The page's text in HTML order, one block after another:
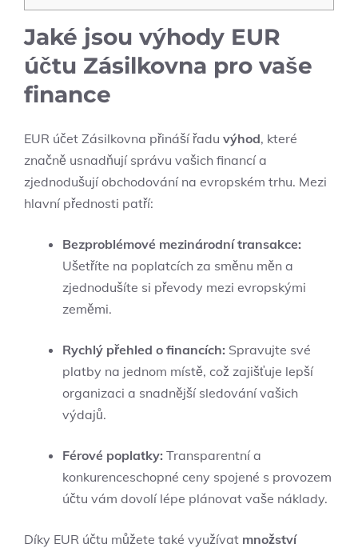
Jaké jsou výhody EUR
účtu Zásilkovna pro vaše
finance
EUR účet Zásilkovna přináší řadu výhod, které
značně usnadňují správu vašich financí a
zjednodušují obchodování na evropském trhu. Mezi
hlavní přednosti patří:
Bezproblémové mezinárodní transakce:
Ušetříte na poplatcích za směnu měn a
zjednodušíte si převody mezi evropskými
zeměmi.
Rychlý přehled o financích: Spravujte své
platby na jednom místě, což zajišťuje lepší
organizaci a snadnější sledování vašich
výdajů.
Férové poplatky: Transparentní a
konkurenceschopné ceny spojené s provozem
účtu vám dovolí lépe plánovat vaše náklady.
Díky EUR účtu můžete také využívat množství